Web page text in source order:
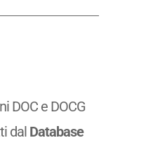
DOC e DOCG
dal Database